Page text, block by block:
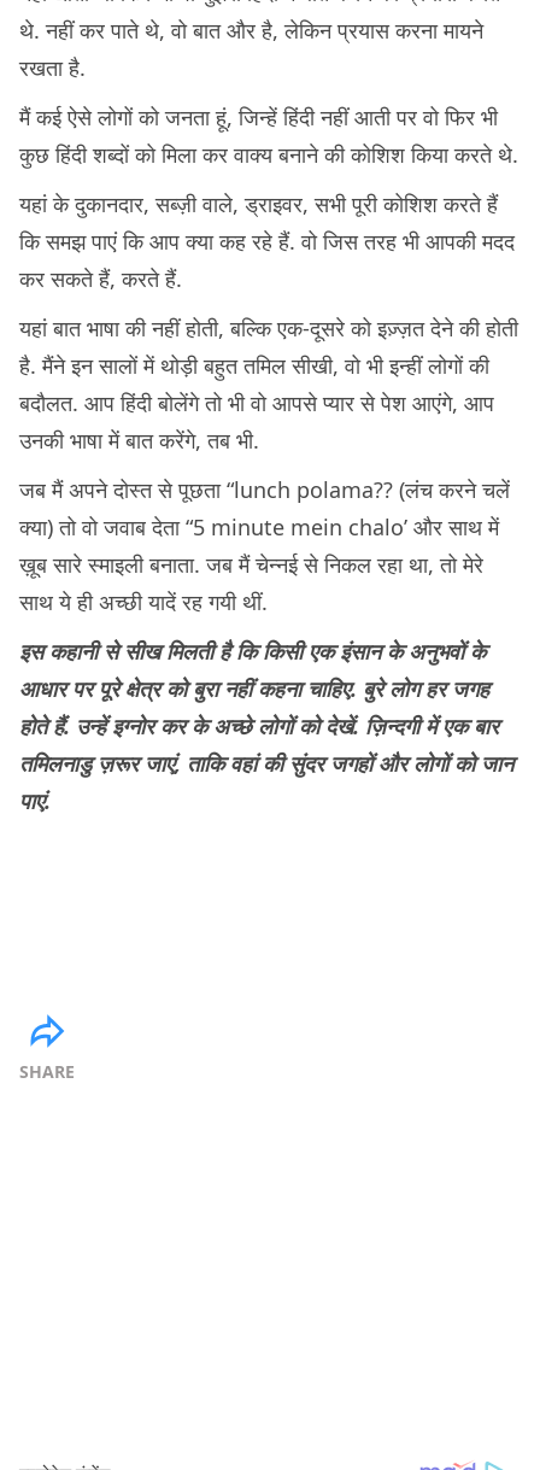
थे. नहीं कर पाते थे, वो बात और है, लेकिन प्रयास करना मायने
रखता है.
मैं कई ऐसे लोगों को जनता हूं, जिन्हें हिंदी नहीं आती पर वो फिर भी
कुछ हिंदी शब्दों को मिला कर वाक्य बनाने की कोशिश किया करते थे.
यहां के दुकानदार, सब्ज़ी वाले, ड्राइवर, सभी पूरी कोशिश करते हैं
कि समझ पाएं कि आप क्या कह रहे हैं. वो जिस तरह भी आपकी मदद
कर सकते हैं, करते हैं.
यहां बात भाषा की नहीं होती, बल्कि एक-दूसरे को इज़्ज़त देने की होती
है. मैंने इन सालों में थोड़ी बहुत तमिल सीखी, वो भी इन्हीं लोगों की
बदौलत. आप हिंदी बोलेंगे तो भी वो आपसे प्यार से पेश आएंगे, आप
उनकी भाषा में बात करेंगे, तब भी.
जब मैं अपने दोस्त से पूछता “lunch polama?? (लंच करने चलें
क्या) तो वो जवाब देता “5 minute mein chalo’ और साथ में
ख़ूब सारे स्माइली बनाता. जब मैं चेन्नई से निकल रहा था, तो मेरे
साथ ये ही अच्छी यादें रह गयी थीं.
इस कहानी से सीख मिलती है कि किसी एक इंसान के अनुभवों के
आधार पर पूरे क्षेत्र को बुरा नहीं कहना चाहिए. बुरे लोग हर जगह
होते हैं. उन्हें इग्नोर कर के अच्छे लोगों को देखें. ज़िन्दगी में एक बार
तमिलनाडु ज़रूर जाएं, ताकि वहां की सुंदर जगहों और लोगों को जान
पाएं.
SHARE